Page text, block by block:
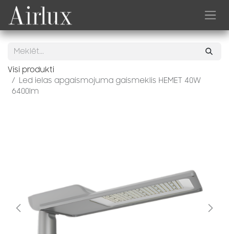
Skip to Content
Visi produkti
Led ielas apgaismojuma gaismeklis HEMET 40W
6400lm